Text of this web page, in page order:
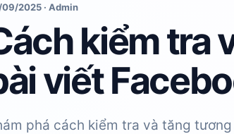
2025 · Admin
kiểm tra
viết
phá cách kiểm tra và tăng